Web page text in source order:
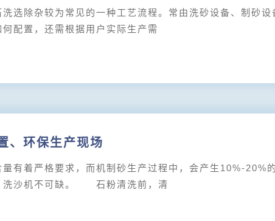
除杂较为常见的一种工艺流程。常由洗砂设备、制砂设
配置，还需根据用户实际生产需
、环保生产现场
着严格要求，而机制砂生产过程中，会产生10%-20%的
洗沙机不可缺。 石粉清洗前，清